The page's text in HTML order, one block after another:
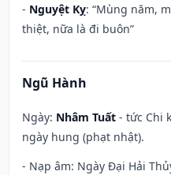
- Nguyệt Kỵ: “Mùng năm,
thiệt, nữa là đi buôn”
Ngũ Hành
Ngày: Nhâm Tuất - tức Chi
ngày hung (phạt nhật).
- Nạp âm: Ngày Đại Hải